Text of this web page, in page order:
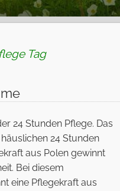
Tag
24 Stunden Pflege. Das
24 Stunden
aus Polen gewinnt
Bei diesem
eine Pflegekraft aus